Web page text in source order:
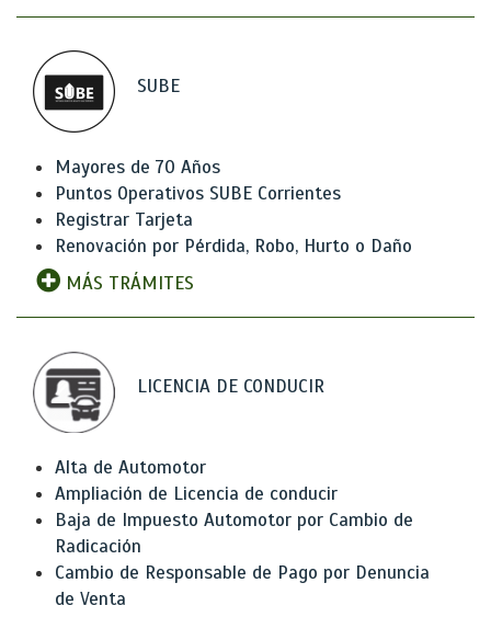
SUBE
Mayores de 70 Años
Puntos Operativos SUBE Corrientes
Registrar Tarjeta
Renovación por Pérdida, Robo, Hurto o Daño
MÁS TRÁMITES
LICENCIA DE CONDUCIR
Alta de Automotor
Ampliación de Licencia de conducir
Baja de Impuesto Automotor por Cambio de
Radicación
Cambio de Responsable de Pago por Denuncia
de Venta